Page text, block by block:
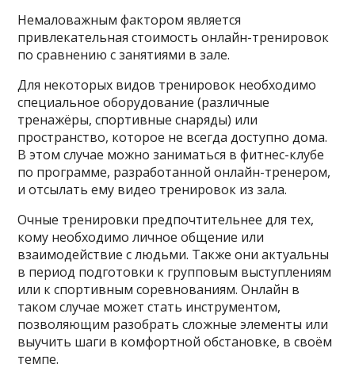
Немаловажным фактором является
привлекательная стоимость онлайн-тренировок
по сравнению с занятиями в зале.
Для некоторых видов тренировок необходимо
специальное оборудование (различные
тренажёры, спортивные снаряды) или
пространство, которое не всегда доступно дома.
В этом случае можно заниматься в фитнес-клубе
по программе, разработанной онлайн-тренером,
и отсылать ему видео тренировок из зала.
Очные тренировки предпочтительнее для тех,
кому необходимо личное общение или
взаимодействие с людьми. Также они актуальны
в период подготовки к групповым выступлениям
или к спортивным соревнованиям. Онлайн в
таком случае может стать инструментом,
позволяющим разобрать сложные элементы или
выучить шаги в комфортной обстановке, в своём
темпе.